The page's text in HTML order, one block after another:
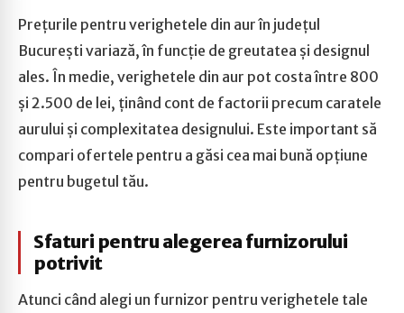
Prețurile pentru verighetele din aur în județul
București variază, în funcție de greutatea și designul
ales. În medie, verighetele din aur pot costa între 800
și 2.500 de lei, ținând cont de factorii precum caratele
aurului și complexitatea designului. Este important să
compari ofertele pentru a găsi cea mai bună opțiune
pentru bugetul tău.
Sfaturi pentru alegerea furnizorului
potrivit
Atunci când alegi un furnizor pentru verighetele tale